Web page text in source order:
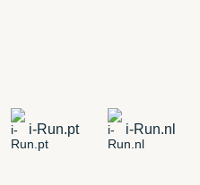
i-Run.pt i-Run.nl